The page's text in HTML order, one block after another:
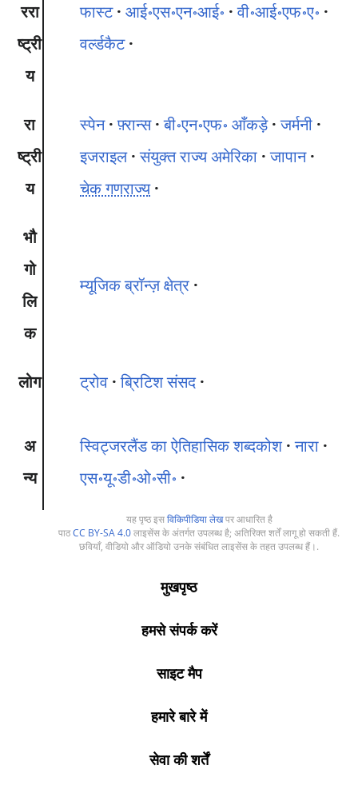
ररा
ष्ट्री
य
फास्ट आई॰एस॰एन॰आई॰
वी॰आई॰एफ॰ए॰
वर्ल्डकैट
रा
ष्ट्री
य
स्पेन फ़्रान्स बी॰एन॰एफ॰ आँकड़े जर्मनी
इजराइल संयुक्त राज्य अमेरिका जापान
चेक गणराज्य
भौ
गो
लि
क
म्यूजिक ब्रॉन्ज़ क्षेत्र
लोग ट्रोव ब्रिटिश संसद
अ
न्य
स्विट्जरलैंड का ऐतिहासिक शब्दकोश नारा
एस॰यू॰डी॰ओ॰सी॰
यह पृष्ठ इसविकिपीडिया लेखपर आधारित है
पाठCC BY-SA 4.0लाइसेंस के अंतर्गत उपलब्ध है; अतिरिक्त शर्तें लागू हो सकती हैं.
छवियाँ, वीडियो और ऑडियो उनके संबंधित लाइसेंस के तहत उपलब्ध हैं।.
मुखपृष्ठ
हमसे संपर्क करें
साइट मैप
हमारे बारे में
सेवा की शर्तें